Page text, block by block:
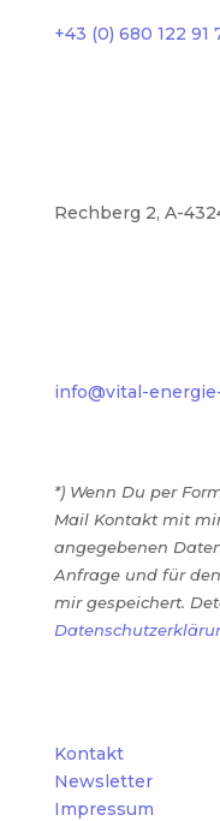
+43 (0) 680 122 91
Rechberg 2, A-
info@vital-
*) Wenn Du per
Mail Kontakt mit
angegebenen
Anfrage und für
mir gespeichert.
Kontakt
Newsletter
Impressum